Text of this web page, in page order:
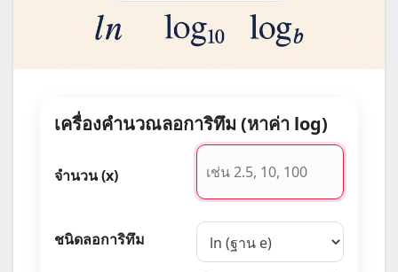
เครื่องคำนวณลอการิทึม (หาค่า log)
จำนวน (x)
ชนิดลอการิทึม